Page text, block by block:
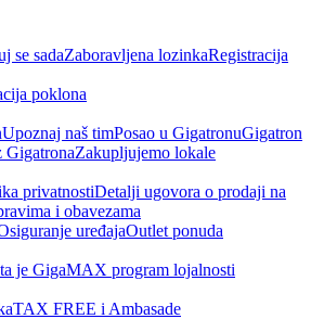
se sadaZaboravljena lozinkaRegistracija
poklona
Upoznaj naš timPosao u GigatronuGigatron
GigatronaZakupljujemo lokale
privatnostiDetalji ugovora o prodaji na
i obavezama
uređajaOutlet ponuda
je GigaMAX program lojalnosti
TAX FREE i Ambasade